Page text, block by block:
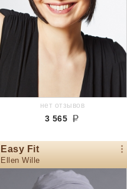
нет отзывов
3 565
Easy Fit
Ellen Wille